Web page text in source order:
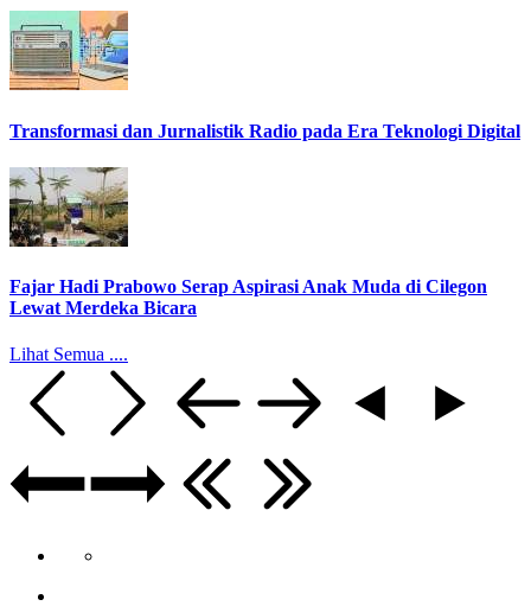
Transformasi dan Jurnalistik Radio pada Era Teknologi Digital
Fajar Hadi Prabowo Serap Aspirasi Anak Muda di Cilegon
Lewat Merdeka Bicara
Lihat Semua ....